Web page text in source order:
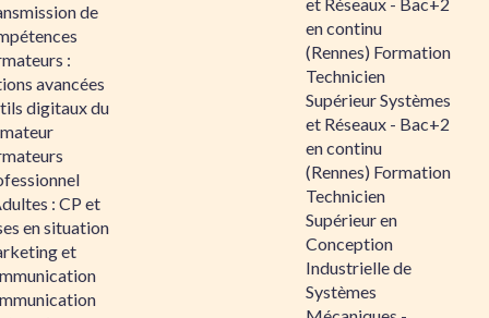
de
:
avancées
digitaux du
: CP et
en situation
et
en continu
(Rennes) Formation
Technicien
Supérieur Systèmes
et Réseaux - Bac+2
en continu
(Rennes) Formation
Technicien
Supérieur en
Conception
Industrielle de
Systèmes